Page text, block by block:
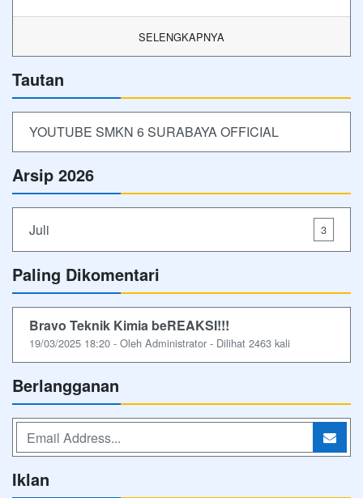
SELENGKAPNYA
Tautan
YOUTUBE SMKN 6 SURABAYA OFFICIAL
Arsip 2026
Juli 3
Paling Dikomentari
Bravo Teknik Kimia beREAKSI!!!
19/03/2025 18:20 - Oleh Administrator - Dilihat 2463 kali
Berlangganan
Iklan